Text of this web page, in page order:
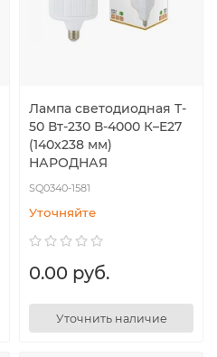
Лампа светодиодная T-
50 Вт-230 В-4000 К–E27
(140x238 мм)
НАРОДНАЯ
SQ0340-1581
Уточняйте
0.00 руб.
Уточнить наличие